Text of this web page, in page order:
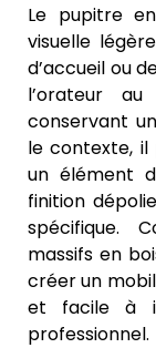
Le pupitre
visuelle
d’accueil ou
l’orateur
conservant
le contexte,
un élément
finition
spécifique.
massifs en
créer un
et facile à
professionnel.